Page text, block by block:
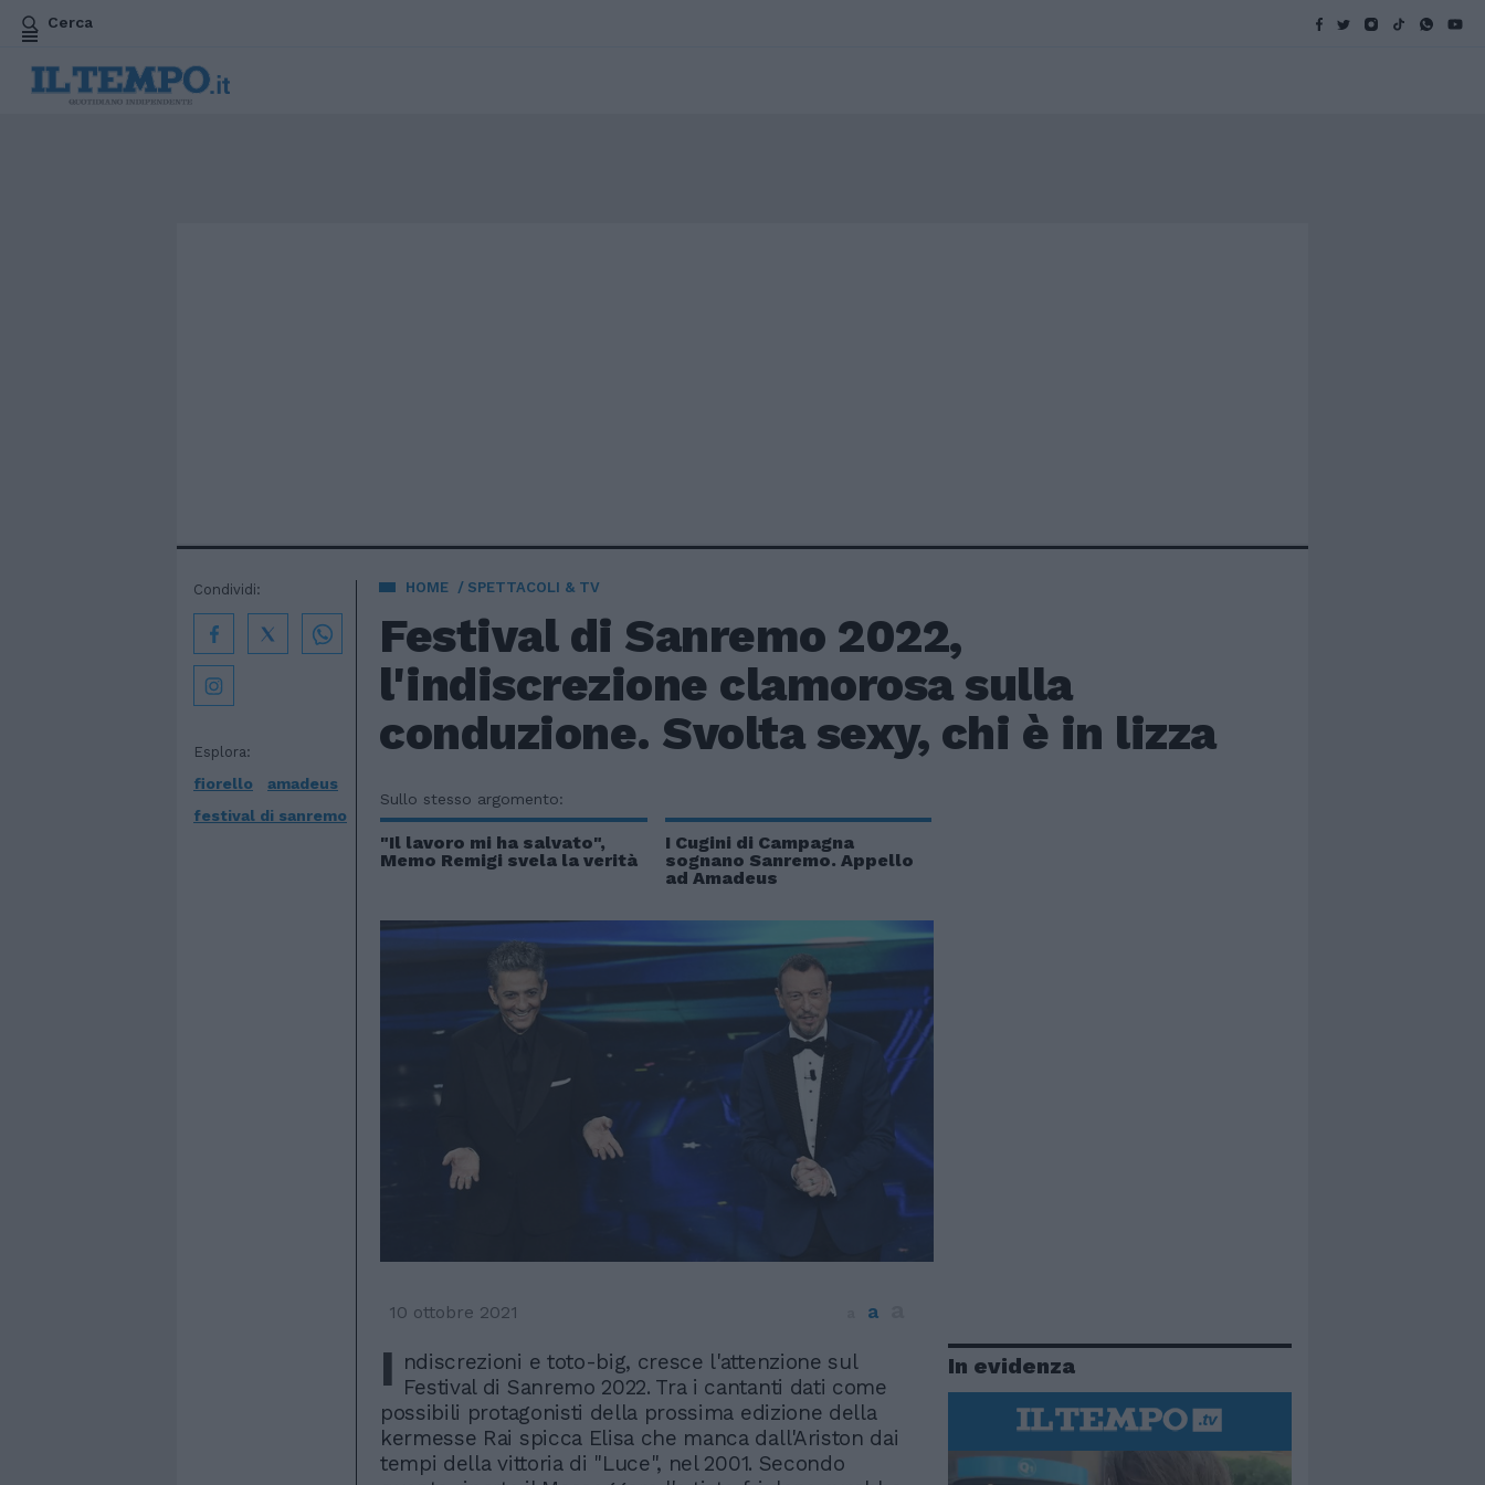
Cerca
HOME SPETTACOLI & TV
Festival di Sanremo 2022,
l'indiscrezione clamorosa sulla
conduzione. Svolta sexy, chi è in lizza
Esplora:
fiorello
amadeus
festival di sanremo
Condividi:
Sullo stesso argomento:
"Il lavoro mi ha salvato",
Memo Remigi svela la verità
I Cugini di Campagna
sognano Sanremo. Appello
ad Amadeus
10 ottobre 2021 a
I ndiscrezioni e toto-big, cresce l'attenzione sul
Festival di Sanremo 2022. Tra i cantanti dati come
possibili protagonisti della prossima edizione della
kermesse Rai spicca Elisa che manca dall'Ariston dai
tempi della vittoria di "Luce", nel 2001. Secondo
In evidenza